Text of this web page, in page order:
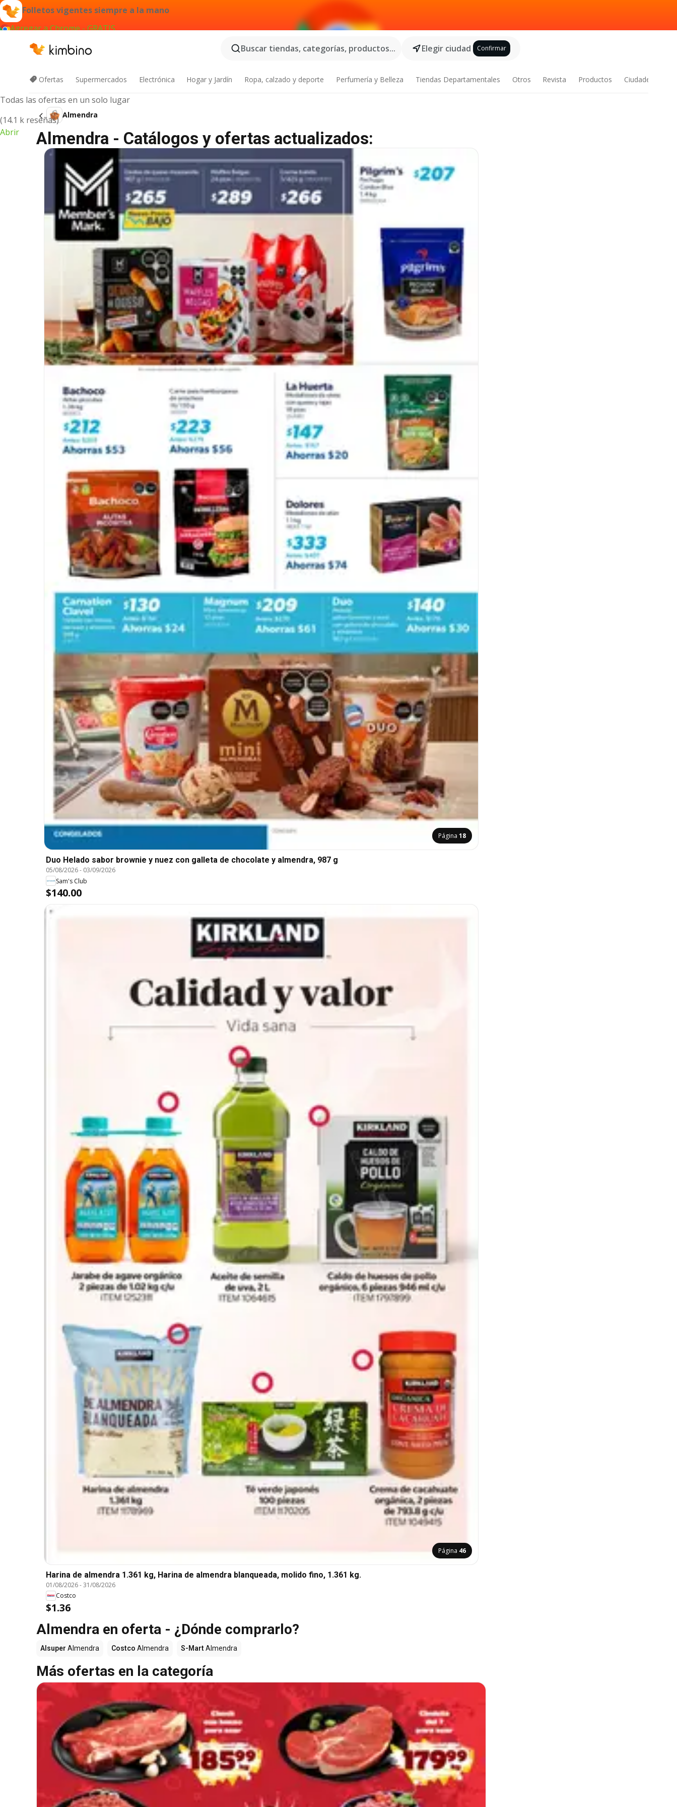
Folletos vigentes siempre a la mano
Agregar a Chrome - GRATIS
App de Kimbino
Todas las ofertas en un solo lugar
(14.1 k reseñas)
Abrir
Buscar tiendas, categorías, productos... Elegir ciudad Confirmar
Ofertas Supermercados Electrónica Hogar y Jardín Ropa, calzado y deporte Perfumería y Belleza Tiendas Departamentales Otros Revista Productos Ciudades
Almendra
Almendra - Catálogos y ofertas actualizados:
Página 18
Duo Helado sabor brownie y nuez con galleta de chocolate y almendra, 987 g
05/08/2026- 03/09/2026
Sam's Club
$140.00
Página 46
Harina de almendra 1.361 kg, Harina de almendra blanqueada, molido fino, 1.361 kg.
01/08/2026-31/08/2026
Costco
$1.36
Almendra en oferta - ¿Dónde comprarlo?
Alsuper Almendra Costco Almendra S-MartAlmendra
Más ofertas en la categoría